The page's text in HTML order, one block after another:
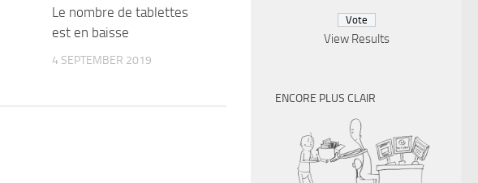
Le nombre de tablettes
est en baisse
4 SEPTEMBER 2019
View Results
ENCORE PLUS CLAIR